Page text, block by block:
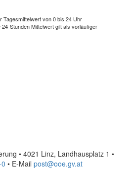
Tagesmittelwert von 0 bis 24 Uhr
Stunden Mittelwert gilt als vorläufiger
• 4021 Linz, Landhausplatz 1 •
• E-Mail post@ooe.gv.at